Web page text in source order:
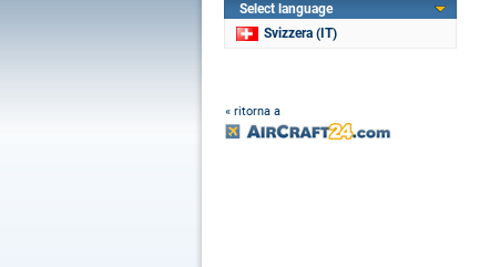
Select language
Svizzera (IT)
« ritorna a